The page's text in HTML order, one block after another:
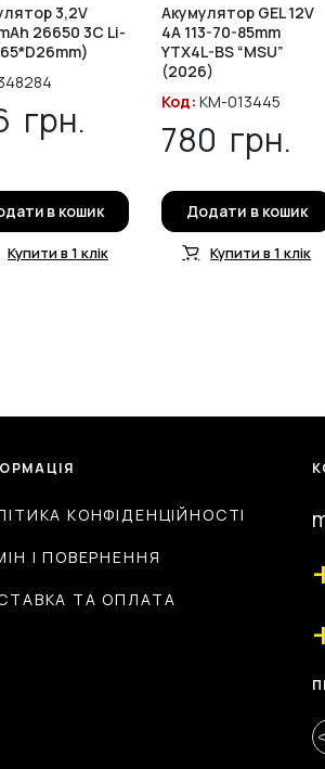
3,2V
26650 3C Li-
грн.
в кошик
Купити в 1 клік
Акумулятор GEL 12V
4A 113-70-85mm
YTX4L-BS “MSU”
(2026)
Код: KM-013445
780 грн.
Додати в кошик
Купити в 1 клік
КОНФІДЕНЦІЙНОСТІ
І ПОВЕРНЕННЯ
ТА ОПЛАТА